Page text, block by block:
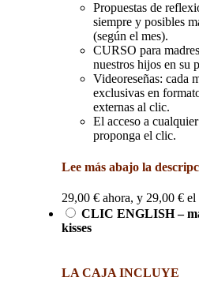
Propuestas de
siempre y posibles
(según el mes).
CURSO para
nuestros hijos en su
Videoreseñas: cada
exclusivas en
externas al clic.
El acceso a
proponga el clic.
Lee más abajo la
29,00 € ahora, y 29,00 € el
CLIC ENGLISH –
kisses
LA CAJA INCLUYE